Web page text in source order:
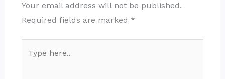
Your email address will not be published.
Required fields are marked *
here..